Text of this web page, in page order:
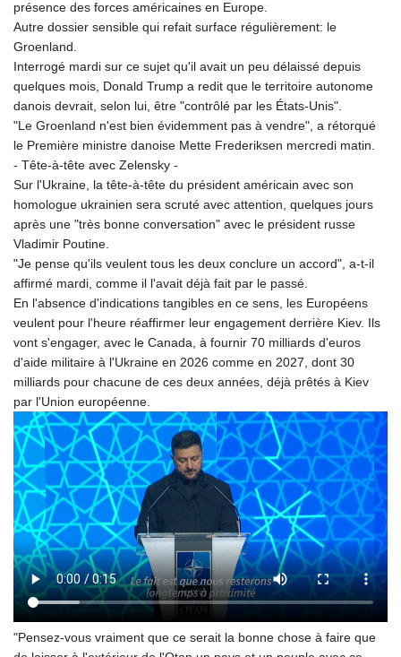
MZN 73.807157
NAD 18.917964
NIO 42.438205
NOK 11.00856
NPR 175.401109
NZD 1.964222
OMR 0.444037
PEN 3.903611
PGK 5.170149
PHP 70.148769
PLN 4.30117
PYG 6876.93715
QAR 4.215887
RON 5.244777
RSD 117.358631
RUB 93.515578
RWF 1693.938243
SBD 9.317771
SCR 16.99798
SDG 693.483603
SEK 10.953417
SGD 1.479663
SLE 28.408276
SOS 659.009126
SRD 43.501064
STD 23903.162464
STN 24.481764
SVC 10.089834
SZL 18.902002
présence des forces américaines en Europe.
Autre dossier sensible qui refait surface régulièrement: le
Groenland.
Interrogé mardi sur ce sujet qu'il avait un peu délaissé depuis
quelques mois, Donald Trump a redit que le territoire autonome
danois devrait, selon lui, être "contrôlé par les États-Unis".
"Le Groenland n'est bien évidemment pas à vendre", a rétorqué
le Première ministre danoise Mette Frederiksen mercredi matin.
- Tête-à-tête avec Zelensky -
Sur l'Ukraine, la tête-à-tête du président américain avec son
homologue ukrainien sera scruté avec attention, quelques jours
après une "très bonne conversation" avec le président russe
Vladimir Poutine.
"Je pense qu'ils veulent tous les deux conclure un accord", a-t-il
affirmé mardi, comme il l'avait déjà fait par le passé.
En l'absence d'indications tangibles en ce sens, les Européens
veulent pour l'heure réaffirmer leur engagement derrière Kiev. Ils
vont s'engager, avec le Canada, à fournir 70 milliards d'euros
d'aide militaire à l'Ukraine en 2026 comme en 2027, dont 30
milliards pour chacune de ces deux années, déjà prêtés à Kiev
par l'Union européenne.
"Pensez-vous vraiment que ce serait la bonne chose à faire que